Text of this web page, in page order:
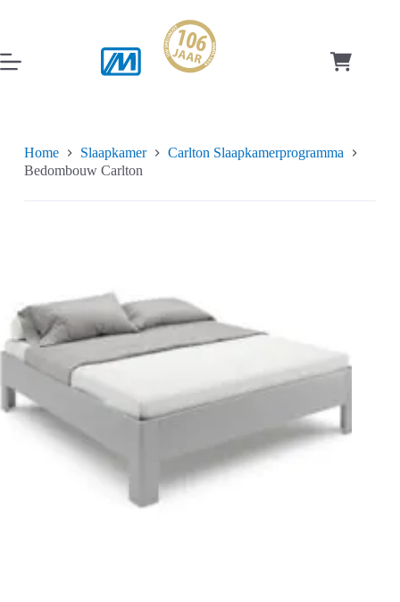
inhoud
Home Slaapkamer
Carlton Slaapkamerprogramma
Bedombouw Carlton